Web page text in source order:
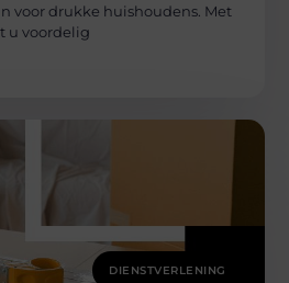
voor drukke huishoudens. Met
u voordelig
DIENSTVERLENING